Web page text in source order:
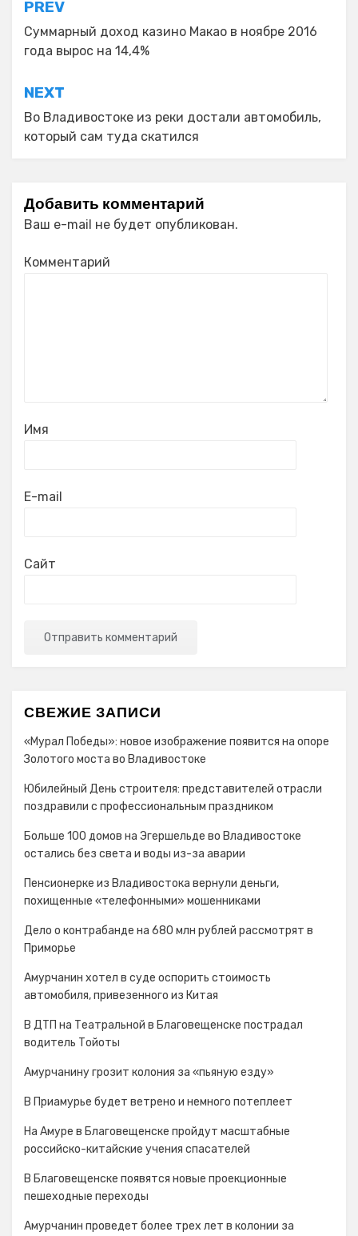
Навигация
по
записям
PREV
Суммарный доход казино Макао в ноябре 2016
года вырос на 14,4%
NEXT
Во Владивостоке из реки достали автомобиль,
который сам туда скатился
Добавить комментарий
Ваш e-mail не будет опубликован.
Комментарий
Имя
E-mail
Сайт
СВЕЖИЕ ЗАПИСИ
«Мурал Победы»: новое изображение появится на опоре
Золотого моста во Владивостоке
Юбилейный День строителя: представителей отрасли
поздравили с профессиональным праздником
Больше 100 домов на Эгершельде во Владивостоке
остались без света и воды из-за аварии
Пенсионерке из Владивостока вернули деньги,
похищенные «телефонными» мошенниками
Дело о контрабанде на 680 млн рублей рассмотрят в
Приморье
Амурчанин хотел в суде оспорить стоимость
автомобиля, привезенного из Китая
В ДТП на Театральной в Благовещенске пострадал
водитель Тойоты
Амурчанину грозит колония за «пьяную езду»
В Приамурье будет ветрено и немного потеплеет
На Амуре в Благовещенске пройдут масштабные
российско-китайские учения спасателей
В Благовещенске появятся новые проекционные
пешеходные переходы
Амурчанин проведет более трех лет в колонии за